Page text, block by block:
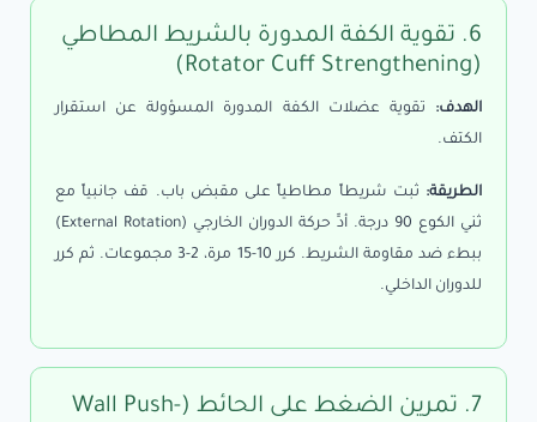
6. تقوية الكفة المدورة بالشريط المطاطي
(Rotator Cuff Strengthening)
الهدف: تقوية عضلات الكفة المدورة المسؤولة عن استقرار
الكتف.
الطريقة: ثبت شريطاً مطاطياً على مقبض باب. قف جانبياً مع
ثني الكوع 90 درجة. أدِّ حركة الدوران الخارجي (External Rotation)
ببطء ضد مقاومة الشريط. كرر 10-15 مرة، 2-3 مجموعات. ثم كرر
للدوران الداخلي.
7. تمرين الضغط على الحائط (Wall Push-